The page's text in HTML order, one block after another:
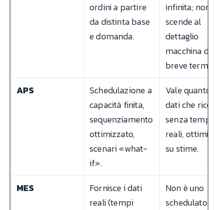
ordini a partire
da distinta base
e domanda.
infinita; non
scende al
dettaglio
macchina del
breve
APS
Schedulazione a
capacità finita,
sequenziamento
ottimizzato,
scenari «what-
if».
Vale quanto i
dati che
senza tempi
reali,
su stime.
MES
Fornisce i dati
reali (tempi
Non è uno
schedulatore: